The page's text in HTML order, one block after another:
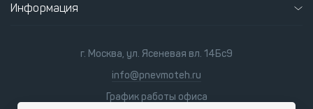
Информация
г. Москва, ул. Ясеневая вл. 14Бс9
info@pnevmoteh.ru
График работы офиса